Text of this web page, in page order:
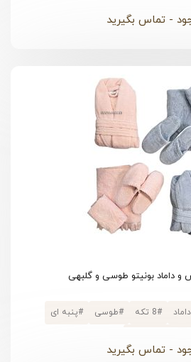
- تماس بگیرید
داماد بونیتو طوسی و گلبهی
#8 تکه #طوسی #پنبه ای
- تماس بگیرید